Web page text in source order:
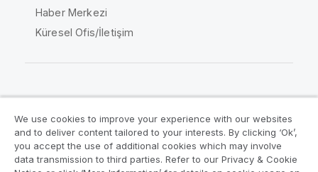
Haber Merkezi
Küresel Ofis/İletişim
Yasal sözleşmeler
Ürün Koşulları
Legal Policies
Legal Policies
We use cookies to improve your experience with our websites
and to deliver content tailored to your interests. By clicking ‘Ok’,
you accept the use of additional cookies which may involve
data transmission to third parties. Refer to our Privacy & Cookie